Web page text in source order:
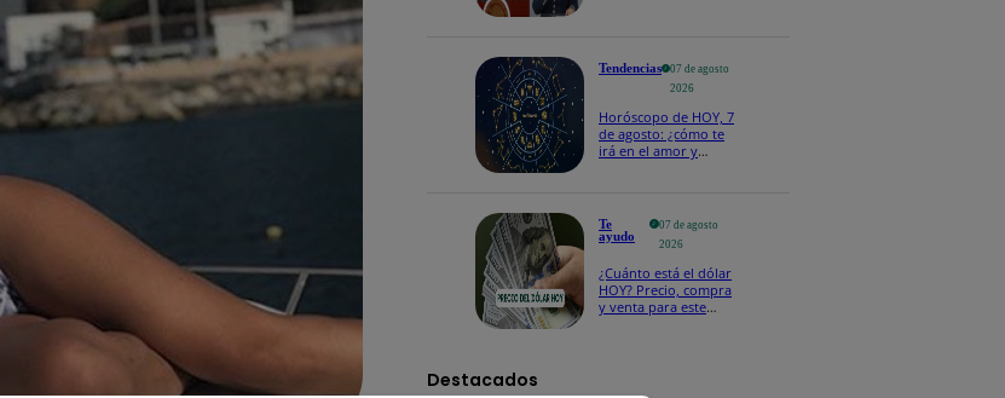
Tendencias
07 de agosto
2026
Horóscopo de HOY, 7
de agosto: ¿cómo te
irá en el amor y
Te
ayudo
07 de agosto
2026
¿Cuánto está el dólar
HOY? Precio, compra
y venta para este
Destacados